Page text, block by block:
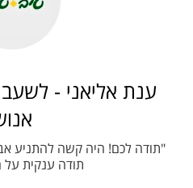
ענת אליאני -
"תודה לכם! היה קשה להתניע
תודה ענקית על